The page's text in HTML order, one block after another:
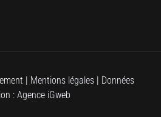
: Round
| Mentions légales | Données
: Agence iGweb